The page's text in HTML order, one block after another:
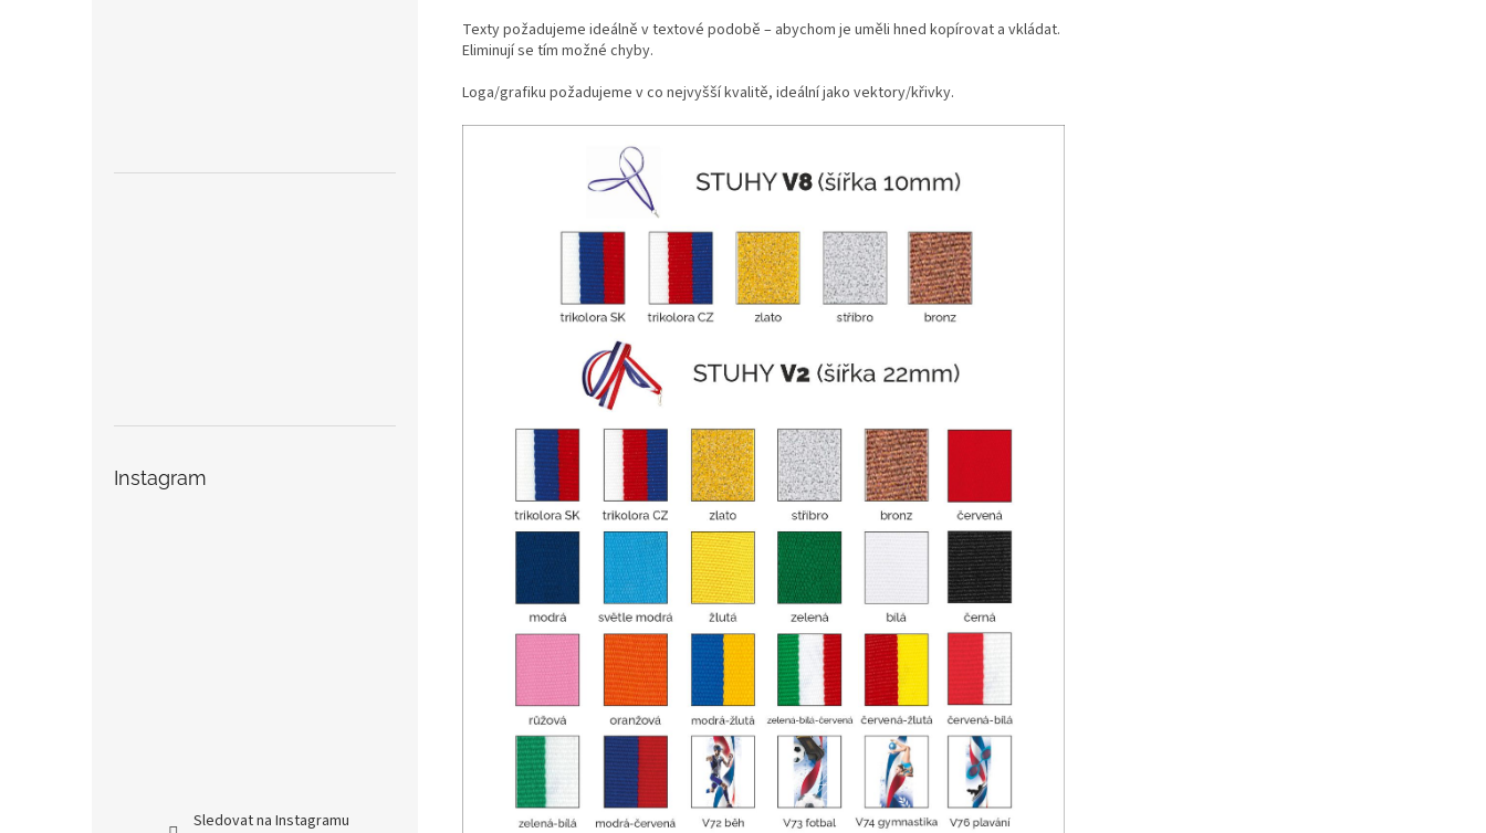
Instagram
Sledovat na Instagramu
Texty požadujeme ideálně v textové podobě – abychom je uměli hned kopírovat a vkládat.
Eliminují se tím možné chyby.
Loga/grafiku požadujeme v co nejvyšší kvalitě, ideální jako vektory/křivky.